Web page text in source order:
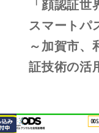
「顔認証
スマートパ
～加賀市、
証技術の活